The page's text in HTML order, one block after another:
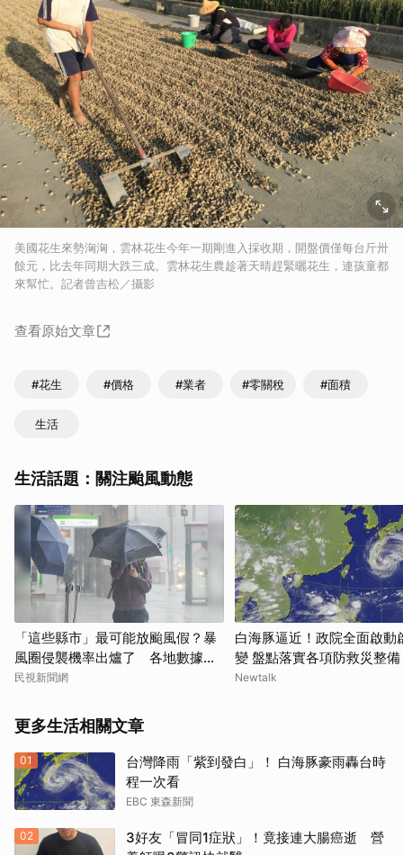
美國花生來勢洶洶，雲林花生今年一期剛進入採收期，開盤價僅每台斤卅
餘元，比去年同期大跌三成。雲林花生農趁著天晴趕緊曬花生，連孩童都
來幫忙。記者曾吉松／攝影
查看原始文章
#花生 #價格 #業者 #零關稅 #面積
生活
生活話題：關注颱風動態
「這些縣市」最可能放颱風假？暴
風圈侵襲機率出爐了 各地數據一
次看
民視新聞網
白海豚逼近！政院全面啟動
變 盤點落實各項防救災整備
Newtalk
更多生活相關文章
01
台灣降雨「紫到發白」！ 白海豚豪雨轟台時
程一次看
EBC 東森新聞
02
3好友「冒同1症狀」！竟接連大腸癌逝 營